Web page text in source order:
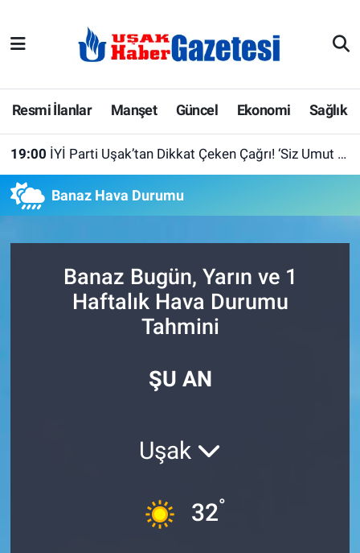
Resmi İlanlar Manşet Güncel Ekonomi Sağlık
19:00 İYİ Parti Uşak’tan Dikkat Çeken Çağrı! ‘Siz Umut Hakkı İsteyenlerle, Biz Aziz Türk Milleti ile Kol Kola”
Banaz Hava Durumu
Banaz Bugün, Yarın ve 1
Haftalık Hava Durumu
Tahmini
ŞU AN
Uşak
32°
E-Gazete
Ekonomi
Gazete İlanları
İlanlar
Köşe Yazarları
Uşak Hava Durumu
Uşak Trafik Yoğunluk Haritası
Süper Lig Puan Durumu ve Fikstür
Haber Arşivi